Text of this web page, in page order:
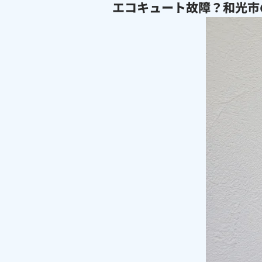
エコキュート故障？和光